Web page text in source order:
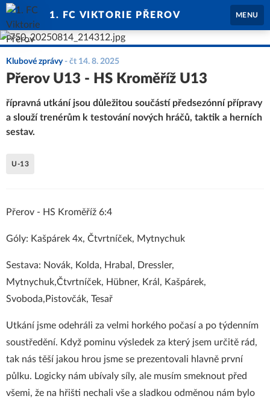
1. FC VIKTORIE PŘEROV MENU
Klubové zprávy- čt 14. 8. 2025
Přerov U13 - HS Kroměříž U13
řípravná utkání jsou důležitou součástí předsezónní přípravy
a slouží trenérům k testování nových hráčů, taktik a herních
sestav.
U-13
Přerov - HS Kroměříž 6:4
Góly: Kašpárek 4x, Čtvrtníček, Mytnychuk
Sestava: Novák, Kolda, Hrabal, Dressler,
Mytnychuk,Čtvrtníček, Hübner, Král, Kašpárek,
Svoboda,Pistovčák, Tesař
Utkání jsme odehráli za velmi horkého počasí a po týdenním
soustředění. Když pominu výsledek za který jsem určitě rád,
tak nás těší jakou hrou jsme se prezentovali hlavně první
půlku. Logicky nám ubívaly síly, ale musím smeknout před
všemi, že na hřišti nechali vše a sladkou odměnou nám bylo